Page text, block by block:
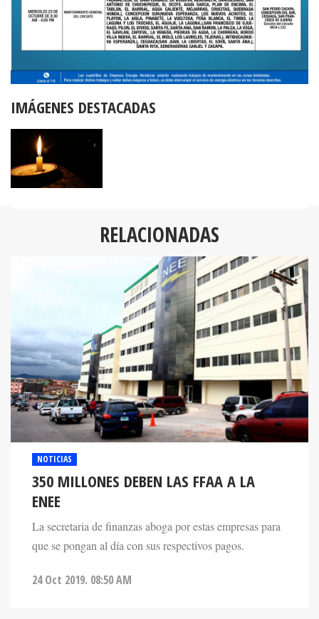
IMÁGENES DESTACADAS
RELACIONADAS
NOTICIAS
350 MILLONES DEBEN LAS FFAA A LA
ENEE
La secretaria de finanzas aboga por estas empresas para
que se pongan al día con sus respectivos pagos.
24 Oct 2019. 08:50 AM